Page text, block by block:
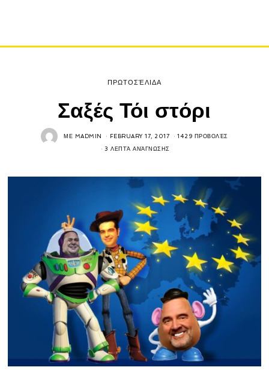
ΠΡΩΤΟΣΈΛΙΔΑ
Σαξές Τόι στόρι
ΜΕ MADMIN FEBRUARY 17, 2017 1429 ΠΡΟΒΟΛΈΣ
3 ΛΕΠΤΆ ΑΝΆΓΝΩΣΗΣ